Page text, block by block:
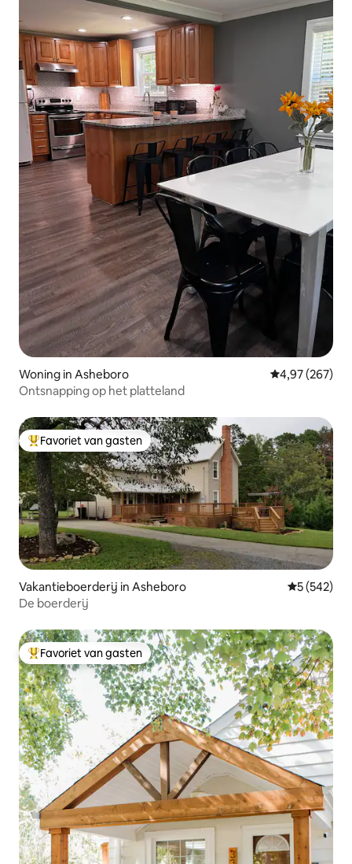
Woning in Asheboro Gemiddelde
4,97 (267)
Ontsnapping op het platteland
Topfavoriet van gasten
Favoriet van gasten
Vakantieboerderij in Asheboro
5 (542)
De boerderij
Topfavoriet van gasten
Favoriet van gasten